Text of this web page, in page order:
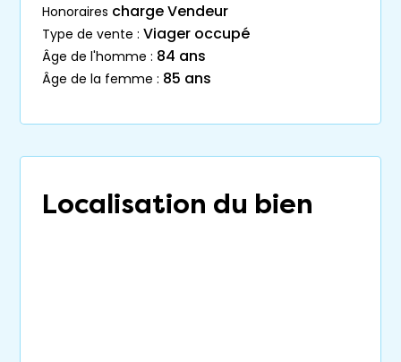
honoraires charge Vendeur
type de vente : Viager occupé
âge de l'homme : 84 ans
âge de la femme : 85 ans
Localisation du bien